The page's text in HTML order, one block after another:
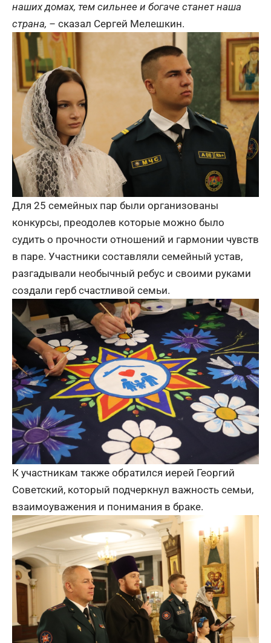
наших домах, тем сильнее и богаче станет наша
страна, – сказал Сергей Мелешкин.
Для 25 семейных пар были организованы
конкурсы, преодолев которые можно было
судить о прочности отношений и гармонии чувств
в паре. Участники составляли семейный устав,
разгадывали необычный ребус и своими руками
создали герб счастливой семьи.
К участникам также обратился иерей Георгий
Советский, который подчеркнул важность семьи,
взаимоуважения и понимания в браке.